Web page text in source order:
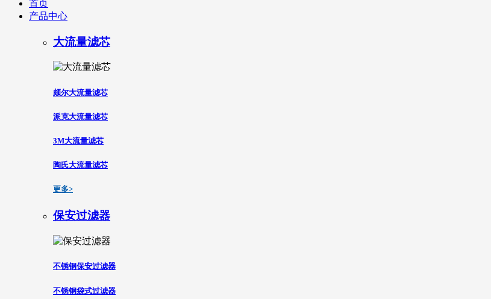
首页
产品中心
大流量滤芯
颇尔大流量滤芯
派克大流量滤芯
3M大流量滤芯
陶氏大流量滤芯
更多>
保安过滤器
不锈钢保安过滤器
不锈钢袋式过滤器